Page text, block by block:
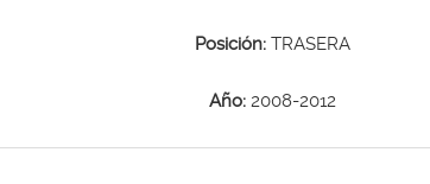
Posición:TRASERA
Año:2008-2012